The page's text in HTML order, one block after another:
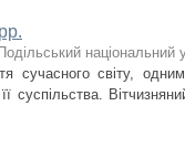
національний
сучасного світу,
суспільства.